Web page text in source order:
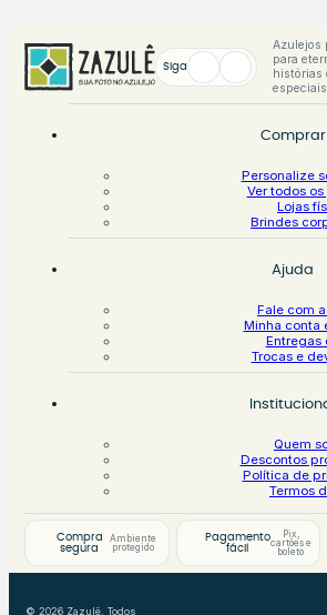
Siga
Azulejos
para
histórias
Comprar
Personalize
Ver todos
Lojas
Brindes
Ajuda
Fale com
Minha conta
Entregas
Trocas e
Quem
Descontos
Política de
Termos
Compra
segura
Ambiente
protegido
Pagamento
fácil
Pix,
cartões e
boleto
© 2026 Zazulê. Todos